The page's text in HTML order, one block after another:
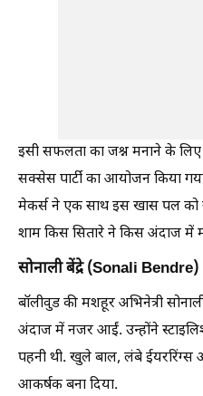
इसी सफलता का जश्न मनाने के
सक्सेस पार्टी का आयोजन किया
मेकर्स ने एक साथ इस खास पल को
शाम किस सितारे ने किस अंदाज में
सोनाली बेंद्रे (Sonali Bendre)
बॉलीवुड की मशहूर अभिनेत्री
अंदाज में नजर आईं. उन्होंने
पहनी थी. खुले बाल, लंबे
आकर्षक बना दिया.